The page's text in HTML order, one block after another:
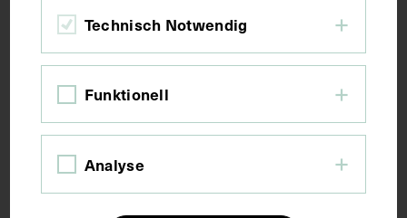
Johann Wolfgang von Goethe im Alter
von 50 Jahren, mit faksimilierter
Unterschrift
Technisch Notwendig
Funktionell
Analyse